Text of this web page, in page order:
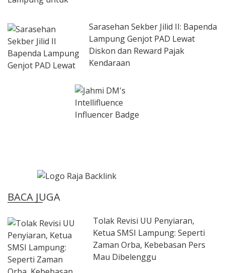
Sarasehan Sekber Jilid II: Bapenda
Lampung Genjot PAD Lewat
Diskon dan Reward Pajak
Kendaraan
BACA JUGA
Tolak Revisi UU Penyiaran,
Ketua SMSI Lampung: Seperti
Zaman Orba, Kebebasan Pers
Mau Dibelenggu